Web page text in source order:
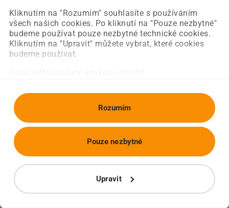
Kliknutím na "Rozumím" souhlasíte s používáním
všech našich cookies. Po kliknutí na "Pouze nezbytné"
budeme používat pouze nezbytné technické cookies.
Kliknutím na "Upravit" můžete vybrat, které cookies
budeme používat.
Rozumím
Upravit
Pouze nezbytné
Obnovit stránku Úvodní strana